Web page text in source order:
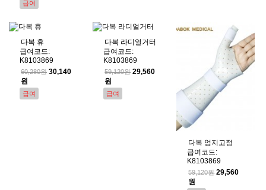
급여
다복 휴
급여코드:
K8103869
60,280원 30,140
원
급여
다복 라디얼거터
급여코드:
K8103869
59,120원29,560
원
급여
다복 엄지고정
급여코드:
K8103869
59,120원29,560
원